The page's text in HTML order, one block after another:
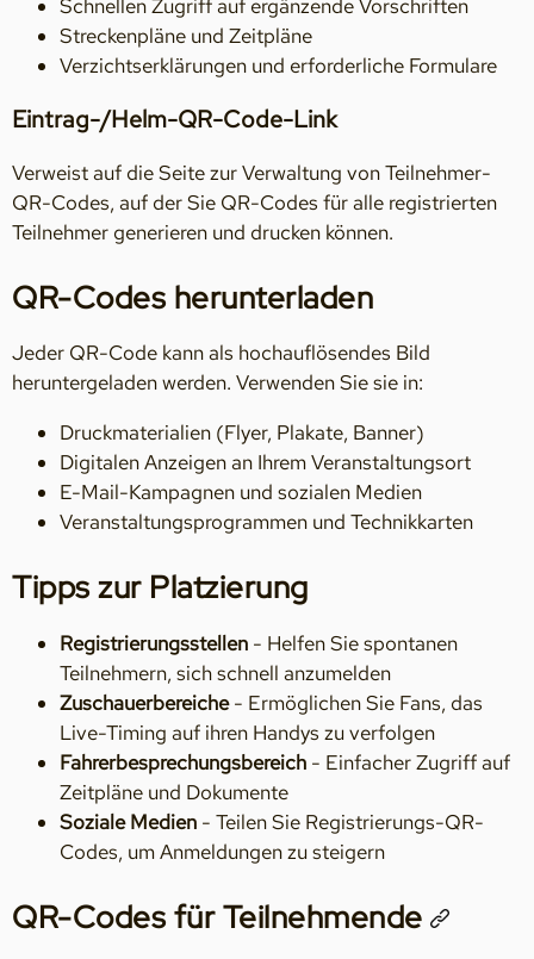
Schnellen Zugriff auf ergänzende Vorschriften
Streckenpläne und Zeitpläne
Verzichtserklärungen und erforderliche Formulare
Eintrag-/Helm-QR-Code-Link
Verweist auf die Seite zur Verwaltung von Teilnehmer-
QR-Codes, auf der Sie QR-Codes für alle registrierten
Teilnehmer generieren und drucken können.
QR-Codes herunterladen
Jeder QR-Code kann als hochauflösendes Bild
heruntergeladen werden. Verwenden Sie sie in:
Druckmaterialien (Flyer, Plakate, Banner)
Digitalen Anzeigen an Ihrem Veranstaltungsort
E-Mail-Kampagnen und sozialen Medien
Veranstaltungsprogrammen und Technikkarten
Tipps zur Platzierung
Registrierungsstellen - Helfen Sie spontanen
Teilnehmern, sich schnell anzumelden
Zuschauerbereiche- Ermöglichen Sie Fans, das
Live-Timing auf ihren Handys zu verfolgen
Fahrerbesprechungsbereich - Einfacher Zugriff auf
Zeitpläne und Dokumente
Soziale Medien - Teilen Sie Registrierungs-QR-
Codes, um Anmeldungen zu steigern
QR-Codes für Teilnehmende